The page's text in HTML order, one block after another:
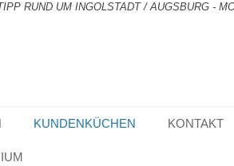
RUND UM INGOLSTADT / AUGSBURG -
KUNDENKÜCHEN KONTAKT